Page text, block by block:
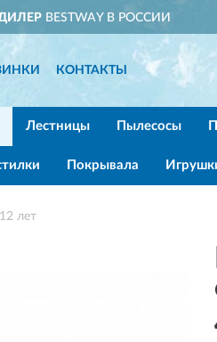
BESTWAY В РОССИИ
КОНТАКТЫ
Лестницы Пылесосы
Покрывала
лет